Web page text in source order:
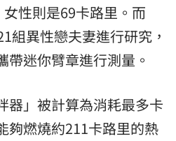
性則是69卡路里。而
組異性戀夫妻進行研究，
帶迷你臂章進行測量。
器」被計算為消耗最多卡
夠燃燒約211卡路里的熱